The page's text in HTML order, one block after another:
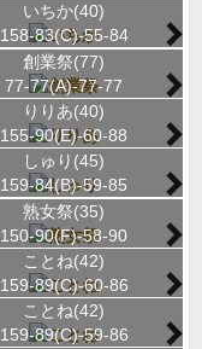
いちか(40)
158-83(C)-55-84
創業祭(77)
77-77(A)-77-77
りりあ(40)
155-90(E)-60-88
しゅり(45)
159-84(B)-59-85
熟女祭(35)
150-90(F)-58-90
ことね(42)
159-89(C)-60-86
ことね(42)
159-89(C)-59-86